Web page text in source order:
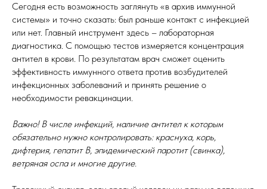
Сегодня есть возможность заглянуть «в архив иммунной
системы» и точно сказать: был раньше контакт с инфекцией
или нет. Главный инструмент здесь – лабораторная
диагностика. С помощью тестов измеряется концентрация
антител в крови. По результатам врач сможет оценить
эффективность иммунного ответа против возбудителей
инфекционных заболеваний и принять решение о
необходимости ревакцинации.
Важно! В числе инфекций, наличие антител к которым
обязательно нужно контролировать: краснуха, корь,
дифтерия, гепатит В, эпидемический паротит (свинка),
ветряная оспа и многие другие.